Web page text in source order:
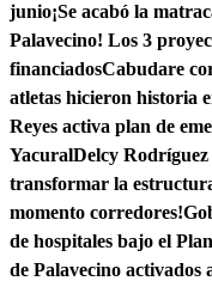
junio¡Se acabó la
Palavecino! Los 3
financiadosCabudare
atletas hicieron historia
Reyes activa plan de
YacuralDelcy Rodríguez
transformar la
momento corredores!
de hospitales bajo el
de Palavecino activados